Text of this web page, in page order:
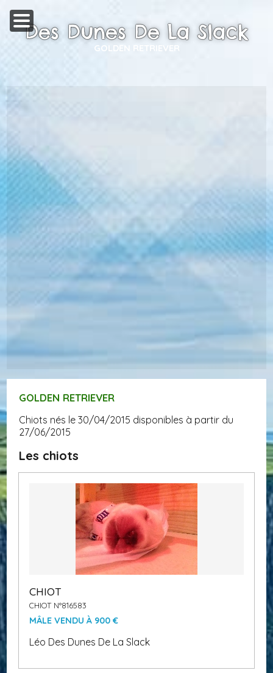
Des Dunes De La Slack
GOLDEN RETRIEVER
GOLDEN RETRIEVER
Chiots nés le 30/04/2015 disponibles à partir du
27/06/2015
Les chiots
CHIOT
CHIOT N°816583
MÂLE VENDU À 900 €
Léo Des Dunes De La Slack